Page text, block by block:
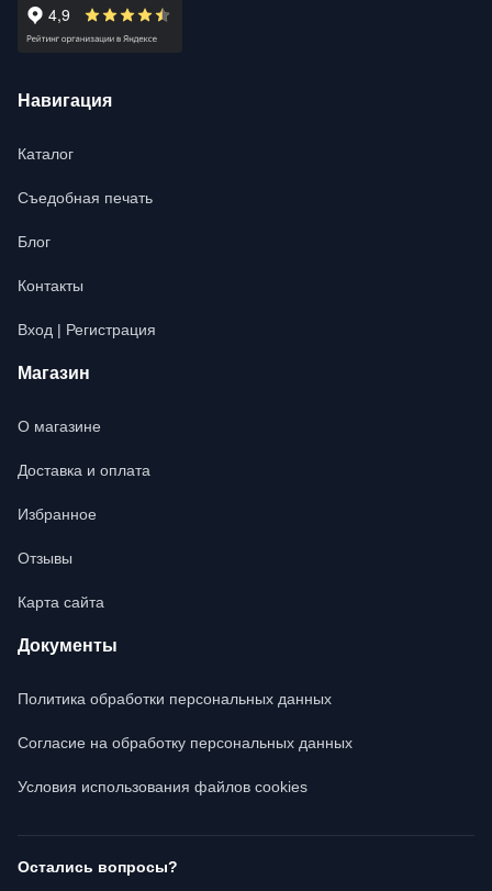
Навигация
Каталог
Съедобная печать
Блог
Контакты
Вход | Регистрация
Магазин
О магазине
Доставка и оплата
Избранное
Отзывы
Карта сайта
Документы
Политика обработки персональных данных
Согласие на обработку персональных данных
Условия использования файлов cookies
Остались вопросы?